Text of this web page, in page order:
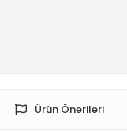
Ürün Önerileri